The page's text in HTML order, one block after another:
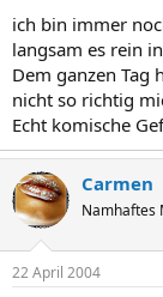
ich bin immer
langsam es rein
Dem ganzen Tag
nicht so richtig
Echt komische
Carmen
Namhaftes
22 April 2004